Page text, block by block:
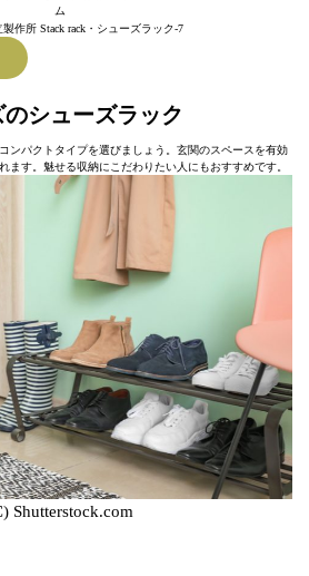
作所 Stack rack・シューズラック-7
シューズラック
ンパクトタイプを選びましょう。玄関のスペースを有効
ます。魅せる収納にこだわりたい人にもおすすめです。
Shutterstock.com